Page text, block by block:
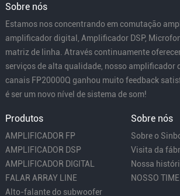
Sobre nós
Estamos nos concentrando em comutação
amplificador digital, Amplificador DSP,
matriz de linha. Através continuamente
serviços de alta qualidade, nosso amplificador
canais FP20000Q ganhou muito feedback
é ser um novo nível de sistema de som!
Produtos
AMPLIFICADOR FP
AMPLIFICADOR DSP
AMPLIFICADOR DIGITAL
FALAR ARRAY LINE
Alto-falante do subwoofer
Sobre nós
Sobre o
Visita da
Nossa
NOSSO TIME